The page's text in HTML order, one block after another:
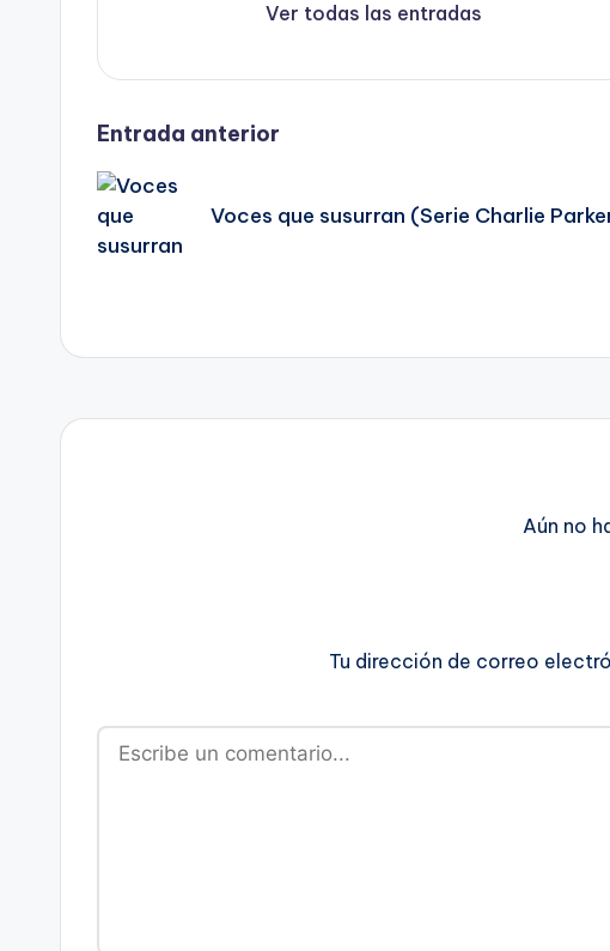
Ver todas las entradas
Navegación
de
entradas
Entrada anterior
Voces que susurran (Serie Charlie
Aún no
Tu dirección de correo